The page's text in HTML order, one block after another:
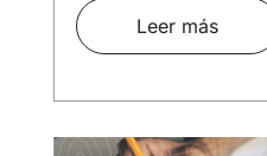
Leer más